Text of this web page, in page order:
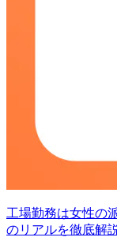
工場勤務は女性の
のリアルを徹底解